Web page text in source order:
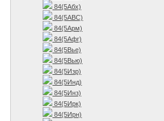
84(5Абх)
84(5АВС)
84(5Арм)
84(5Афг)
84(5Вье)
84(5Вью)
84(5Изр)
84(5Инд)
84(5Инз)
84(5Ирк)
84(5Ирн)